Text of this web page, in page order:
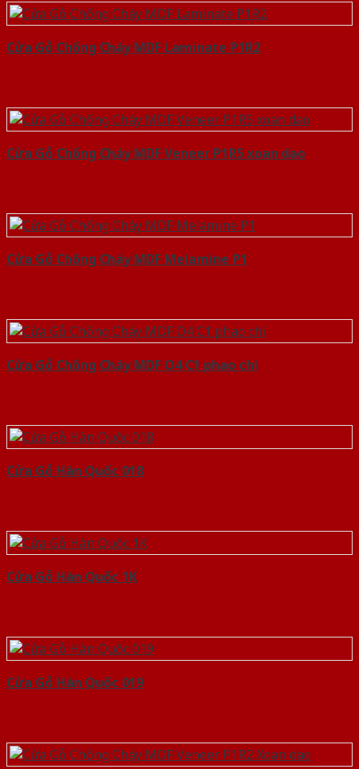
Cửa Gỗ Chống Cháy MDF Laminate P1R2
Cửa Gỗ Chống Cháy MDF Veneer P1R5 xoan dao
Cửa Gỗ Chống Cháy MDF Melamine P1
Cửa Gỗ Chống Cháy MDF O4 C1 phao chi
Cửa Gỗ Hàn Quốc 018
Cửa Gỗ Hàn Quốc 1K
Cửa Gỗ Hàn Quốc 019